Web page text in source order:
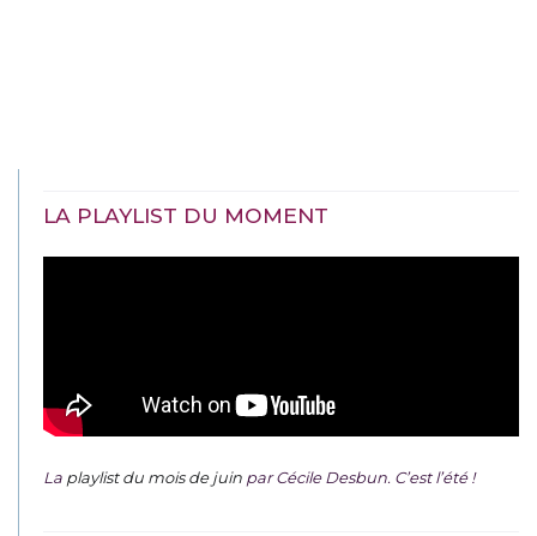
LA PLAYLIST DU MOMENT
La playlist du mois de juin par Cécile Desbun. C’est l’été !